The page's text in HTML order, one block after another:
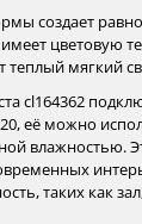
создает
цветовую
теплый мягкий
cl164362
её можно
влажностью.
таких как